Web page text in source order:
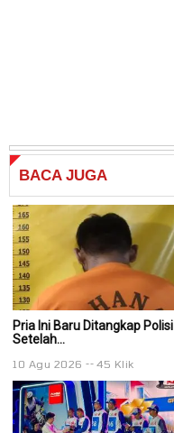
BACA JUGA
Pria Ini Baru Ditangkap Polisi
Setelah...
10 Agu 2026 45 Klik